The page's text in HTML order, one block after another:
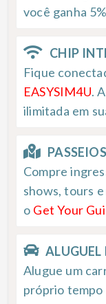
você ganha
CHIP
Fique
EASYSIM4U.
ilimitada em
Compre
shows, tours
o Get Your
ALUGUEL
Alugue um
próprio tempo